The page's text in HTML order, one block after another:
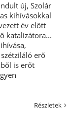
új, Szolár
kihívásokkal
év előtt
katalizátora...
erő
is erőt
Részletek